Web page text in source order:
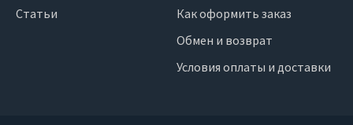
Статьи
Как оформить заказ
Обмен и возврат
Условия оплаты и доставки